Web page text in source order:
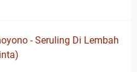
- Seruling Di Lembah